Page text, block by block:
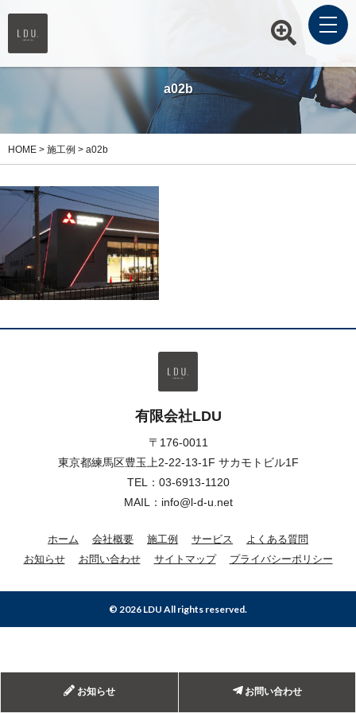
a02b
HOME > 施工例 > a02b
有限会社LDU
〒176-0011
東京都練馬区豊玉上2-22-13-1F サカモトビル1F
TEL： 03-6913-1120
MAIL：info@l-d-u.net
ホーム 会社概要 施工例 サービス
よくある質問
お知らせ
お問い合わせ サイトマップ プライバシーポリシー
© 2026 LDU All rights reserved.
お知らせ お問い合わせ